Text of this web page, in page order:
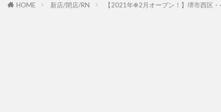
HOME 新店/閉店/RN 【2021年❉2月オープン！】堺市西区